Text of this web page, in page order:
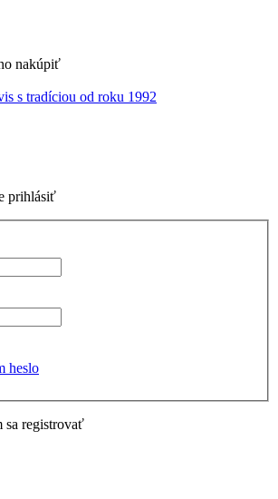
nakúpiť
s tradíciou od roku 1992
prihlásiť
heslo
sa registrovať